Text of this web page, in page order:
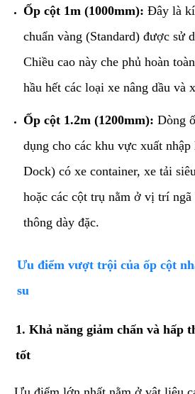
Ốp cột 1m (1000mm): Đây là
chuẩn vàng (Standard) được sử
Chiều cao này che phủ hoàn
hầu hết các loại xe nâng dầu và
Ốp cột 1.2m (1200mm): Dòng
dụng cho các khu vực xuất nhập
Dock) có xe container, xe tải
hoặc các cột trụ nằm ở vị trí
thông dày đặc.
​Ưu điểm vượt trội của ốp cột
su
​1. Khả năng giảm chấn và hấp
tốt